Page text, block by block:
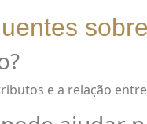
e a relação